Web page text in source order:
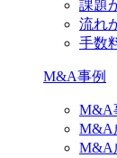
課題
流れ
手数
M&A事例
M&A
M&A
M&A